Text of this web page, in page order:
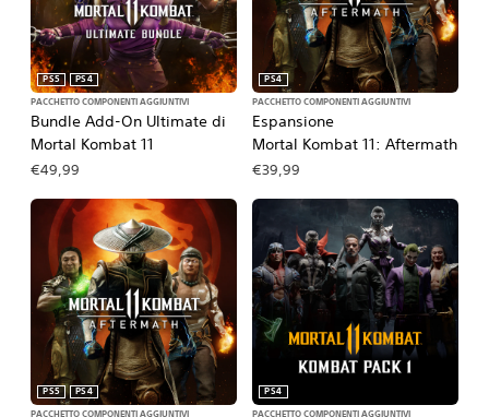
Bundle Add-On Ultimate di
Mortal Kombat 11
PS5
PS4
PACCHETTO COMPONENTI AGGIUNTIVI
€49,99
Espansione
Mortal Kombat 11: Aftermath
PS4
PACCHETTO COMPONENTI AGGIUNTIVI
€39,99
PS5
PS4
PS4